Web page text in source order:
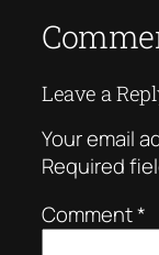
Leave a
Your email
Required
Comment*